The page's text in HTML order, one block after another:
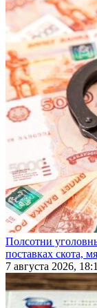
Полсотни
поставках скота,
7 августа 2026,